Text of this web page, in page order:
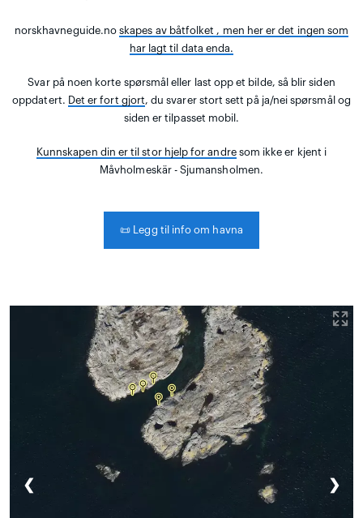
norskhavneguide.noskapes av båtfolket , men her er det ingen som
har lagt til data enda.
Svar på noen korte spørsmål eller last opp et bilde, så blir siden
oppdatert. Det er fort gjort, du svarer stort sett på ja/nei spørsmål og
siden er tilpasset mobil.
Kunnskapen din er til stor hjelp for andresom ikke er kjent i
Måvholmeskär - Sjumansholmen.
📜 Legg til info om havna
❮ ❯